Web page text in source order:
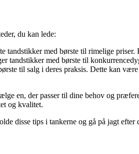
du kan lede:
tandstikker med børste til rimelige
tandstikker med børste til
til salg i deres praksis. Dette kan
en, der passer til dine behov og
og kvalitet.
disse tips i tankerne og gå på jagt